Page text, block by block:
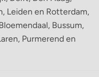
Leiden en Rotterdam,
Bussum,
Purmerend en